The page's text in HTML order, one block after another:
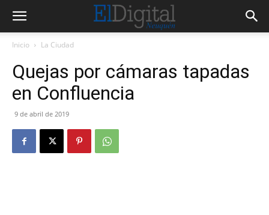
Inicio La Ciudad
Quejas por cámaras tapadas
en Confluencia
9 de abril de 2019